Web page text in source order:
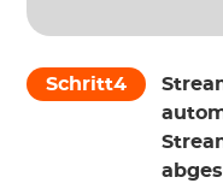
Schritt4